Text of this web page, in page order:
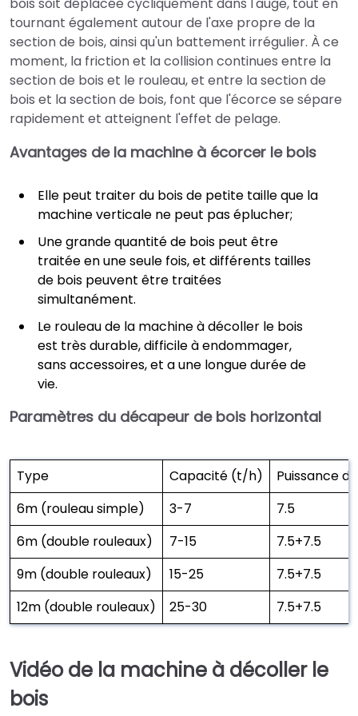
tournant également autour de l'axe propre de la
section de bois, ainsi qu'un battement irrégulier. À ce
moment, la friction et la collision continues entre la
section de bois et le rouleau, et entre la section de
bois et la section de bois, font que l'écorce se sépare
rapidement et atteignent l'effet de pelage.
Avantages de la machine à écorcer le bois
Elle peut traiter du bois de petite taille que la
machine verticale ne peut pas éplucher;
Une grande quantité de bois peut être
traitée en une seule fois, et différents tailles
de bois peuvent être traitées
simultanément.
Le rouleau de la machine à décoller le bois
est très durable, difficile à endommager,
sans accessoires, et a une longue durée de
vie.
Paramètres du décapeur de bois horizontal
Type Capacité (t/h)
Puissance
6m (rouleau simple)
3-7
7.5
6m (double rouleaux)
7-15
7.5+7.5
9m (double rouleaux)
15-25
7.5+7.5
12m (double rouleaux)
25-30 7.5+7.5
Vidéo de la machine à décoller le
bois